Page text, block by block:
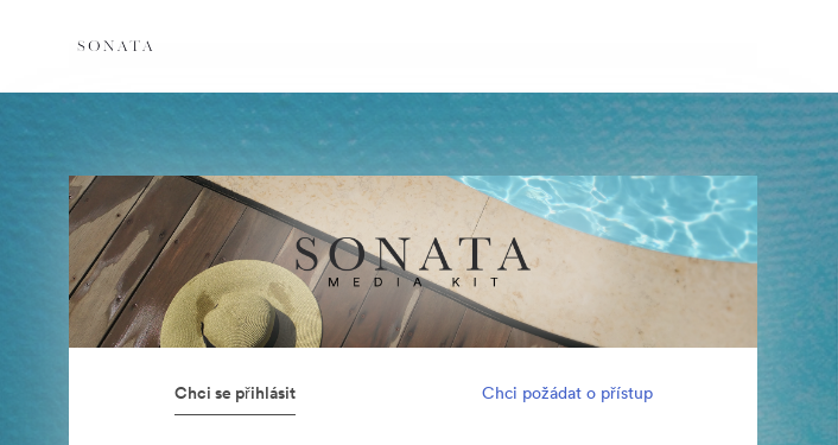
Chci se přihlásit Chci požádat o přístup